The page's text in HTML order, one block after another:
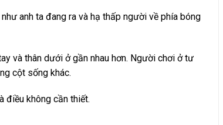
anh ta đang ra và hạ thấp người về phía bóng
và thân dưới ở gần nhau hơn. Người chơi ở tư
cột sống khác.
điều không cần thiết.